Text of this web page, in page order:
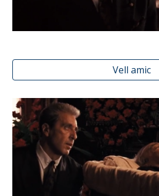
Vell amic